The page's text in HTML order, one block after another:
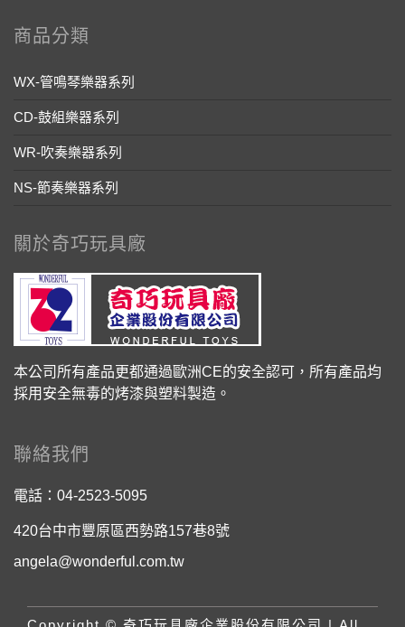
商品分類
WX-管鳴琴樂器系列
CD-鼓組樂器系列
WR-吹奏樂器系列
NS-節奏樂器系列
關於奇巧玩具廠
本公司所有產品更都通過歐洲CE的安全認可，所有產品均
採用安全無毒的烤漆與塑料製造。
聯絡我們
電話： 04-2523-5095
420台中市豐原區西勢路157巷8號
angela@wonderful.com.tw